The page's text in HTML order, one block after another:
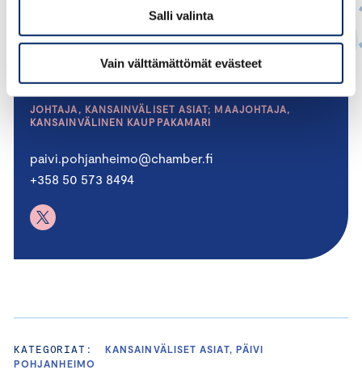
Salli valinta
Vain välttämättömät evästeet
Päivi Pohjanheimo
JOHTAJA, KANSAINVÄLISET ASIAT; MAAJOHTAJA,
KANSAINVÄLINEN KAUPPAKAMARI
paivi.pohjanheimo@chamber.fi
+358 50 573 8494
KATEGORIAT:
KANSAINVÄLISET ASIAT, PÄIVI
POHJANHEIMO